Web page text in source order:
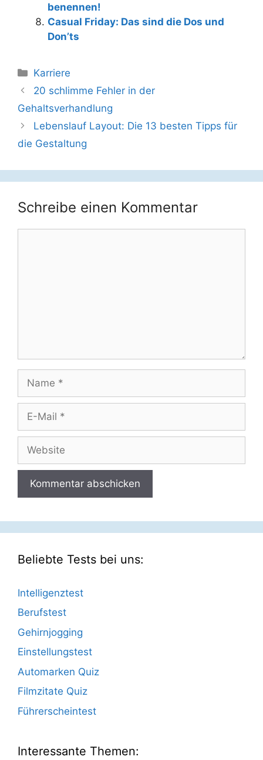
benennen!
Casual Friday: Das sind die Dos und
Don’ts
Kategorien
Karriere
Beitrags-
Navigation
20 schlimme Fehler in der
Gehaltsverhandlung
Lebenslauf Layout: Die 13 besten Tipps für
die Gestaltung
Schreibe einen Kommentar
Mail
Beliebte Tests bei uns:
Intelligenztest
Berufstest
Gehirnjogging
Einstellungstest
Automarken Quiz
Filmzitate Quiz
Führerscheintest
Interessante Themen: